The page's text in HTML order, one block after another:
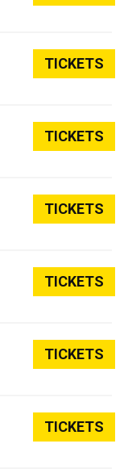
TICKETS
TICKETS
TICKETS
TICKETS
TICKETS
TICKETS